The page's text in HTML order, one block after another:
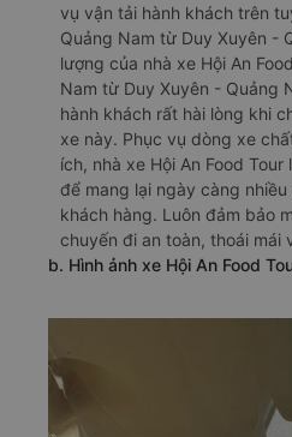
vụ vận tải hành khách trên
Quảng Nam từ Duy Xuyên -
lượng của nhà xe Hội An
Nam từ Duy Xuyên - Quảng
hành khách rất hài lòng khi
xe này. Phục vụ dòng xe
ích, nhà xe Hội An Food
để mang lại ngày càng
khách hàng. Luôn đảm bảo
chuyến đi an toàn, thoái mái
b. Hình ảnh xe Hội An Food